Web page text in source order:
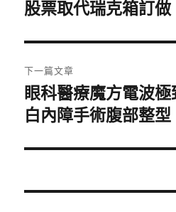
導
覽
一
文
章:
股票取代瑞克箱訂做
下一篇文章
下
一
文
眼科醫療魔方電波
白內障手術腹部整型